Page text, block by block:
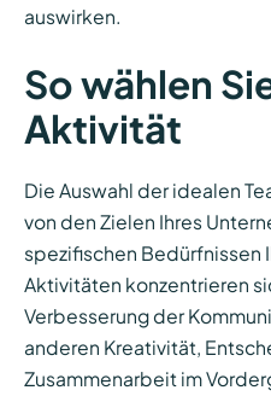
auswirken.
So wählen
Aktivität
Die Auswahl der idealen
von den Zielen Ihres
spezifischen Bedürfnissen
Aktivitäten konzentrieren
Verbesserung der
anderen Kreativität,
Zusammenarbeit im